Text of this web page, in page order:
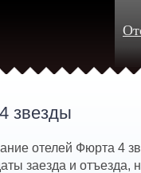
звезды
отелей Фюрта 4
заезда и отъезда,